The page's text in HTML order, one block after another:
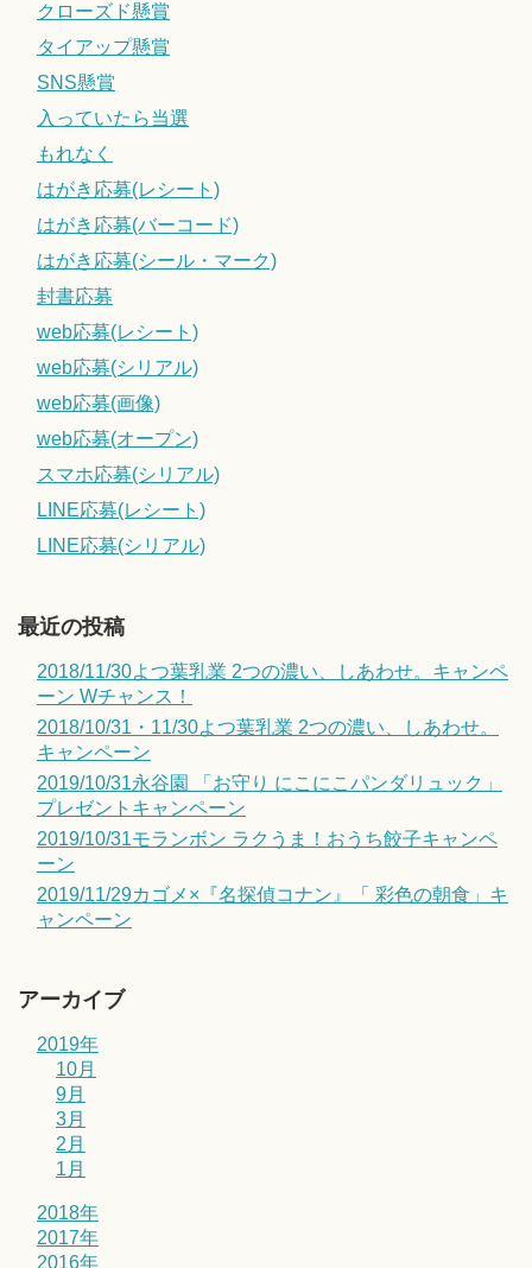
クローズド懸賞
タイアップ懸賞
SNS懸賞
入っていたら当選
もれなく
はがき応募(レシート)
はがき応募(バーコード)
はがき応募(シール・マーク)
封書応募
web応募(レシート)
web応募(シリアル)
web応募(画像)
web応募(オープン)
スマホ応募(シリアル)
LINE応募(レシート)
LINE応募(シリアル)
最近の投稿
2018/11/30よつ葉乳業 2つの濃い、しあわせ。キャンペ
ーン Wチャンス！
2018/10/31・11/30よつ葉乳業 2つの濃い、しあわせ。
キャンペーン
2019/10/31永谷園 「お守り にこにこパンダリュック」
プレゼントキャンペーン
2019/10/31モランボン ラクうま！おうち餃子キャンペ
ーン
2019/11/29カゴメ×『名探偵コナン』「 彩色の朝食」キ
ャンペーン
アーカイブ
2019年
10月
9月
3月
2月
1月
2018年
2017年
2016年